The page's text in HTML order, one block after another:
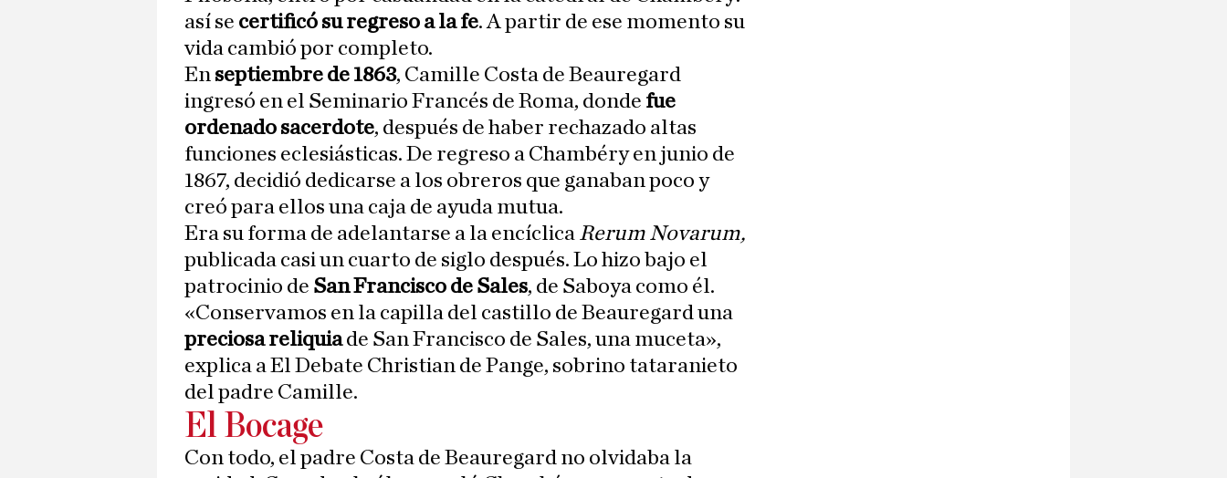
así se certificó su regreso a la fe. A partir de ese momento su
vida cambió por completo.
En septiembre de 1863, Camille Costa de Beauregard
ingresó en el Seminario Francés de Roma, donde fue
ordenado sacerdote, después de haber rechazado altas
funciones eclesiásticas. De regreso a Chambéry en junio de
1867, decidió dedicarse a los obreros que ganaban poco y
creó para ellos una caja de ayuda mutua.
Era su forma de adelantarse a la encíclica Rerum Novarum,
publicada casi un cuarto de siglo después. Lo hizo bajo el
patrocinio de San Francisco de Sales, de Saboya como él.
«Conservamos en la capilla del castillo de Beauregard una
preciosa reliquiade San Francisco de Sales, una muceta»,
explica a El Debate Christian de Pange, sobrino tataranieto
del padre Camille.
El Bocage
Con todo, el padre Costa de Beauregard no olvidaba la